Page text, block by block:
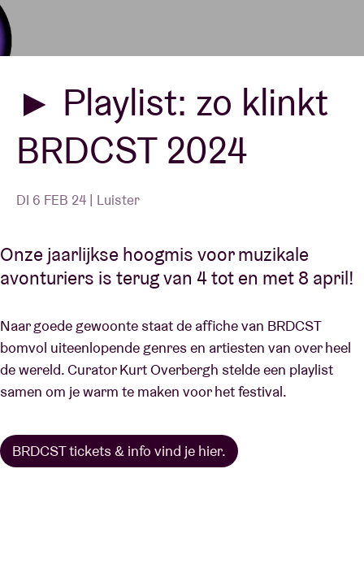
Zaalhuur
BRDCST
ABtv
Concertcheque
Over AB
Contact
► Playlist: zo klinkt
BRDCST 2024
DI 6 FEB 24 | Luister
Onze jaarlijkse hoogmis voor muzikale
avonturiers is terug van 4 tot en met 8 april!
Naar goede gewoonte staat de affiche van BRDCST
bomvol uiteenlopende genres en artiesten van over heel
de wereld. Curator Kurt Overbergh stelde een playlist
samen om je warm te maken voor het festival.
BRDCST tickets & info vind je hier.